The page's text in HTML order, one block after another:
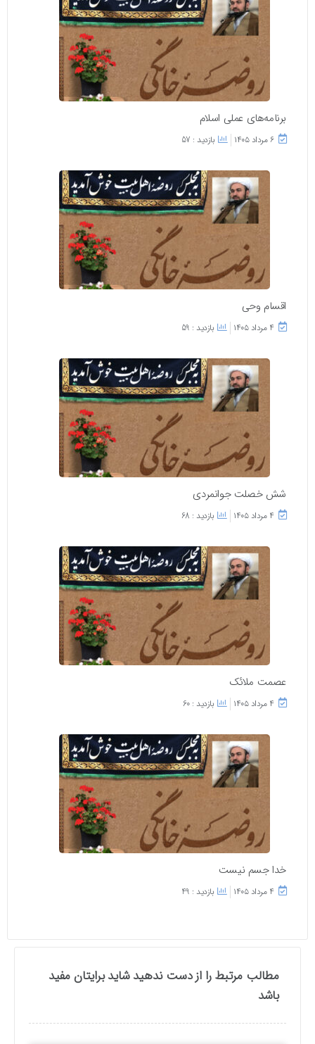
برنامه‌های عملی اسلام
۶ مرداد ۱۴۰۵ بازدید : 57
اقسام وحی
۴ مرداد ۱۴۰۵ بازدید : 59
شش خصلت جوانمردی
۴ مرداد ۱۴۰۵ بازدید : 68
عصمت ملائک
۴ مرداد ۱۴۰۵ بازدید : 60
خدا جسم نیست
۴ مرداد ۱۴۰۵ بازدید : 49
مطالب مرتبط را از دست ندهید شاید برایتان مفید
باشد